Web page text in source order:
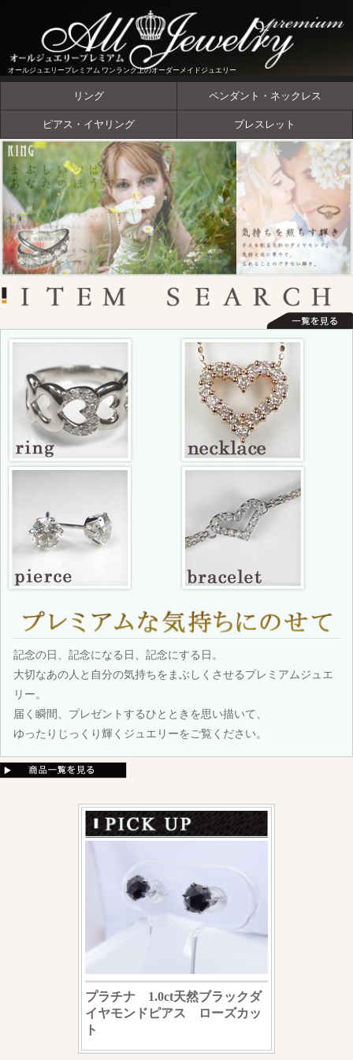
オールジュエリープレミアム ワンランク上のオーダーメイドジュエリー
リング ペンダント・ネックレス
ピアス・イヤリング ブレスレット
記念の日、記念になる日、記念にする日。
大切なあの人と自分の気持ちをまぶしくさせるプレミアムジュエ
リー。
届く瞬間、プレゼントするひとときを思い描いて、
ゆったりじっくり輝くジュエリーをご覧ください。
プラチナ 1.0ct天然ブラックダ
イヤモンドピアス ローズカッ
ト